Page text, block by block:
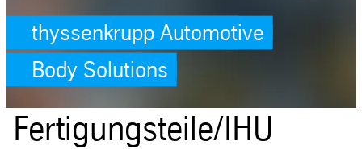
thyssenkrupp Automotive
Body Solutions
Fertigungsteile/IHU